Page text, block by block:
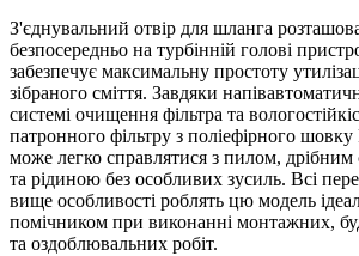
З'єднувальний отвір для шланга
безпосередньо на турбінній голові
забезпечує максимальну простоту
зібраного сміття. Завдяки
системі очищення фільтра та
патронного фільтру з поліефірного шовку
може легко справлятися з пилом, дрібним
та рідиною без особливих зусиль. Всі
вище особливості роблять цю модель
помічником при виконанні монтажних,
та оздоблювальних робіт.